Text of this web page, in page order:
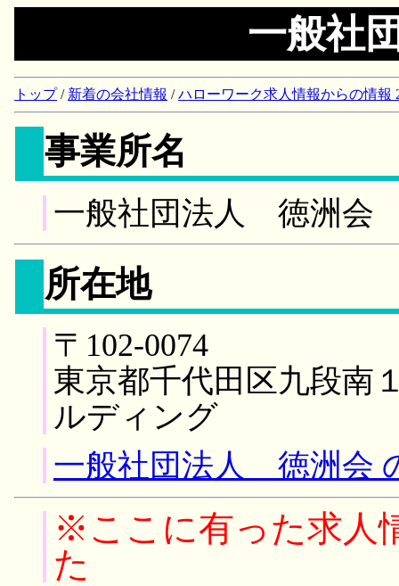
一般社
トップ/ 新着の会社情報 /ハローワーク求人情報からの情報
事業所名
一般社団法人 徳洲会
所在地
〒102-0074
東京都千代田区九段南
ルディング
一般社団法人 徳洲会
※ここに有った求人
た